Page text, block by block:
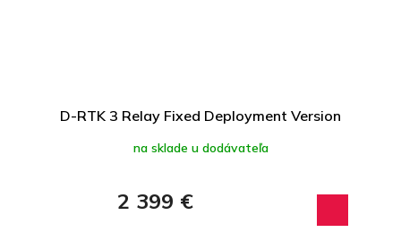
D-RTK 3 Relay Fixed Deployment Version
na sklade u dodávateľa
2 399 €